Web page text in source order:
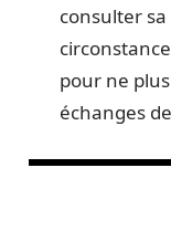
consulter
pour ne
échanges